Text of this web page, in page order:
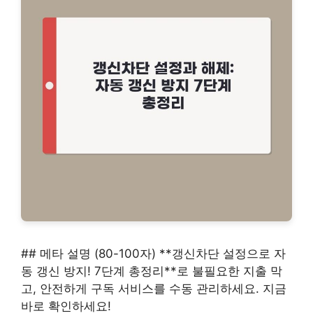
## 메타 설명 (80-100자) **갱신차단 설정으로 자
동 갱신 방지! 7단계 총정리**로 불필요한 지출 막
고, 안전하게 구독 서비스를 수동 관리하세요. 지금
바로 확인하세요!